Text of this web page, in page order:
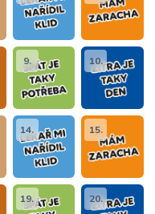
9. 10.
14. 15.
19. 20.